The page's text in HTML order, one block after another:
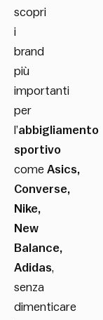
scopri
i
brand
più
importanti
per
l’abbigliamento
sportivo
come Asics,
Converse,
Nike,
New
Balance,
Adidas,
senza
dimenticare